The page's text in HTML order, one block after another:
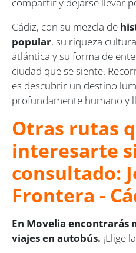
Cádiz, con su mezcla de
popular, su riqueza
atlántica y su forma de
ciudad que se siente.
es descubrir un destino
profundamente humano y
Otras rutas
interesarte
consultado:
Frontera -
En Movelia encontrarás
viajes en autobús. ¡Elige